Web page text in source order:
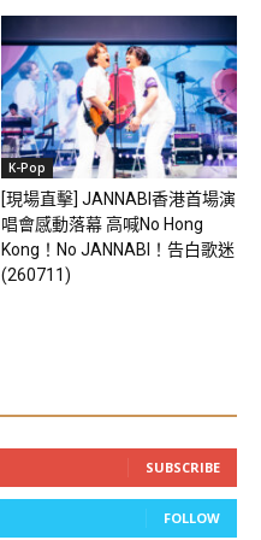
K-Pop
[現場直擊] JANNABI香港首場演
唱會感動落幕 高喊No Hong
Kong！No JANNABI！告白歌迷
(260711)
SUBSCRIBE
FOLLOW